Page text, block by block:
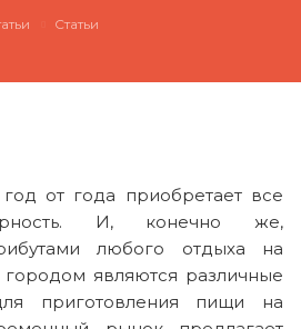
Статьи
от года приобретает все
И, конечно же,
любого отдыха на
являются различные
приготовления пищи на